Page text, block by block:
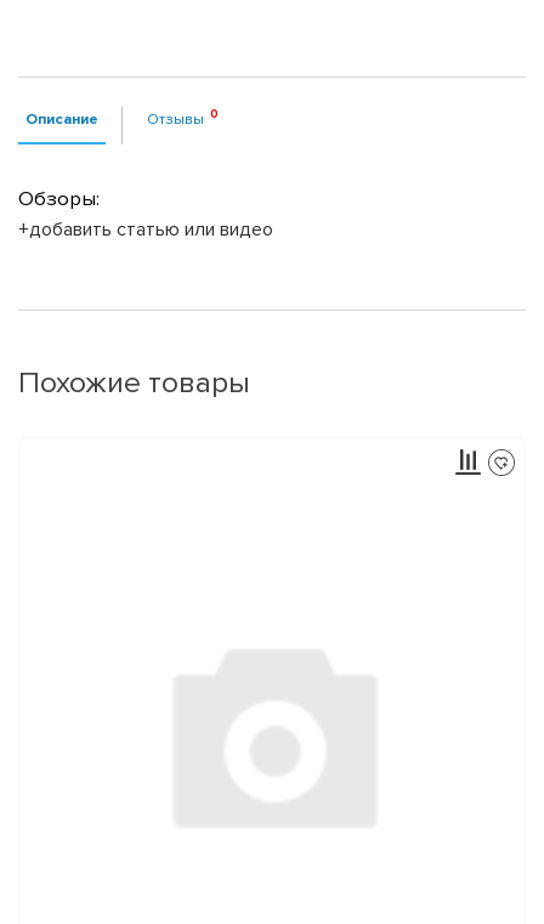
Описание Отзывы
Обзоры:
+добавить статью или видео
Похожие товары